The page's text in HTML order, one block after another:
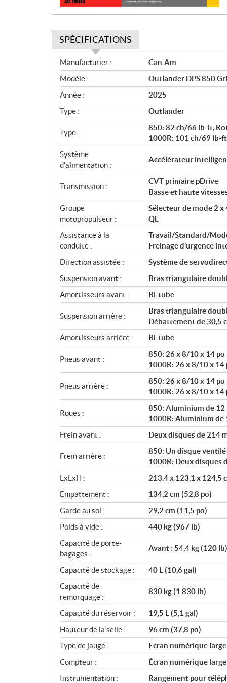
SPÉCIFICATIONS
S
p
é
c
i
f
i
a
t
i
o
s
Manufacturier :
Can-Am
Modèle :
Outlander DPS 850
Année :
2025
Type :
Outlander
Type :
850: 82 ch/66 lb-ft,
1000R: 101 ch/69 lb-
Système
d'alimentation :
Accélérateur
Transmission :
CVT primaire pDrive
Basse et haute
Groupe
motopropulseur :
Sélecteur de mode 2
QE
Assistance à la
conduite :
Travail/Standard/
Freinage d’urgence
Direction assistée :
Système de
Suspension avant :
Bras triangulaire
Amortisseurs avant :
Bi-tube
Suspension arrière :
Bras triangulaire
Débattement de 30,5
Amortisseurs arrière :
Bi-tube
Pneus avant :
850: 26 x 8/10 x 14 po
1000R: 26 x 8/10 x 14
Pneus arrière :
850: 26 x 8/10 x 14 po
1000R: 26 x 8/10 x 14
Roues :
850: Aluminium de 12
1000R: Aluminium de
Frein avant :
Deux disques de 214
Frein arrière :
850: Un disque
1000R: Deux disques
LxLxH :
213,4 x 123,1 x 124,5
Empattement :
134,2 cm (52,8 po)
Garde au sol :
29,2 cm (11,5 po)
Poids à vide :
440 kg (967 lb)
Capacité de porte-
bagages :
Avant : 54,4 kg (120
Capacité de stockage :
40 L (10,6 gal)
Capacité de
remorquage :
830 kg (1 830 lb)
Capacité du réservoir :
19,5 L (5,1 gal)
Hauteur de la selle :
96 cm (37,8 po)
Type de jauge :
Écran numérique
Compteur :
Écran numérique
Instrumentation :
Rangement pour